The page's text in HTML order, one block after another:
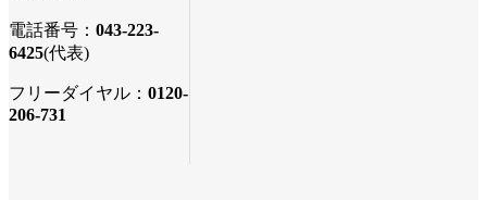
電話番号： 043-223-
6425(代表)
フリーダイヤル： 0120-
206-731